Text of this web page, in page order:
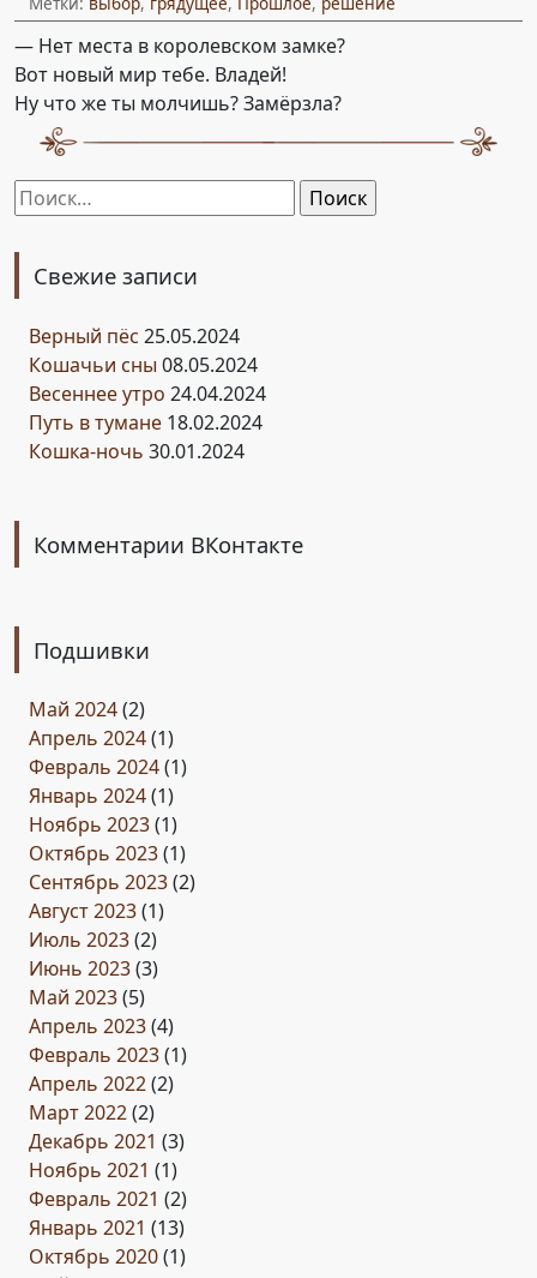
— Нет места в королевском замке?
Вот новый мир тебе. Владей!
Ну что же ты молчишь? Замёрзла?
Найти:
Свежие записи
Верный пёс 25.05.2024
Кошачьи сны 08.05.2024
Весеннее утро 24.04.2024
Путь в тумане 18.02.2024
Кошка-ночь 30.01.2024
Комментарии ВКонтакте
Подшивки
Май 2024(2)
Апрель 2024(1)
Февраль 2024(1)
Январь 2024(1)
Ноябрь 2023(1)
Октябрь 2023(1)
Сентябрь 2023(2)
Август 2023(1)
Июль 2023(2)
Июнь 2023(3)
Май 2023(5)
Апрель 2023(4)
Февраль 2023(1)
Апрель 2022(2)
Март 2022(2)
Декабрь 2021 (3)
Ноябрь 2021 (1)
Февраль 2021 (2)
Январь 2021 (13)
Октябрь 2020(1)